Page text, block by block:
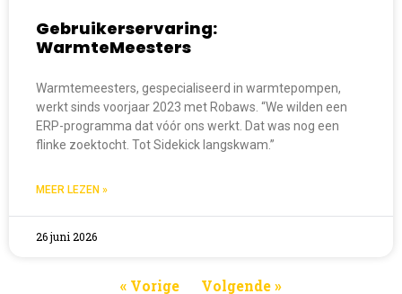
Gebruikerservaring:
WarmteMeesters
Warmtemeesters, gespecialiseerd in warmtepompen,
werkt sinds voorjaar 2023 met Robaws. “We wilden een
ERP-programma dat vóór ons werkt. Dat was nog een
flinke zoektocht. Tot Sidekick langskwam.”
MEER LEZEN »
26 juni 2026
« Vorige Volgende »